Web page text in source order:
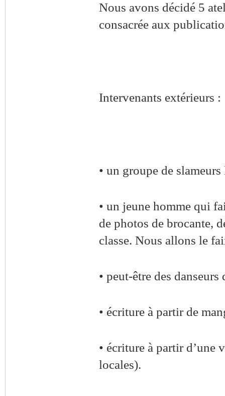
Nous avons décidé 5
consacrée aux
Intervenants extérieurs :
• un groupe de
• un jeune homme qui
de photos de brocante,
classe. Nous allons le
• peut-être des
• écriture à partir de
• écriture à partir d’une
locales).